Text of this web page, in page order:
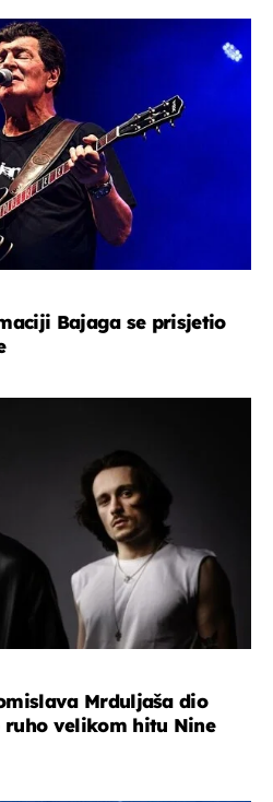
Bajaga se prisjetio
Mrduljaša dio
velikom hitu Nine